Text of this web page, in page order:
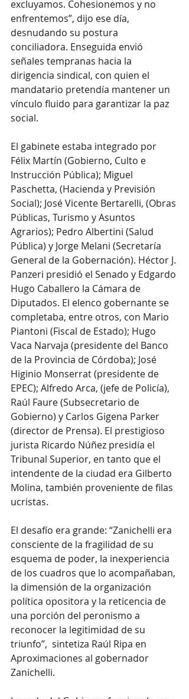
excluyamos. Cohesionemos y no
enfrentemos”, dijo ese día,
desnudando su postura
conciliadora. Enseguida envió
señales tempranas hacia la
dirigencia sindical, con quien el
mandatario pretendía mantener un
vínculo fluido para garantizar la paz
social.
El gabinete estaba integrado por
Félix Martín (Gobierno, Culto e
Instrucción Pública); Miguel
Paschetta, (Hacienda y Previsión
Social); José Vicente Bertarelli, (Obras
Públicas, Turismo y Asuntos
Agrarios); Pedro Albertini (Salud
Pública) y Jorge Melani (Secretaría
General de la Gobernación). Héctor J.
Panzeri presidió el Senado y Edgardo
Hugo Caballero la Cámara de
Diputados. El elenco gobernante se
completaba, entre otros, con Mario
Piantoni (Fiscal de Estado); Hugo
Vaca Narvaja (presidente del Banco
de la Provincia de Córdoba); José
Higinio Monserrat (presidente de
EPEC); Alfredo Arca, (jefe de Policía),
Raúl Faure (Subsecretario de
Gobierno) y Carlos Gigena Parker
(director de Prensa). El prestigioso
jurista Ricardo Núñez presidía el
Tribunal Superior, en tanto que el
intendente de la ciudad era Gilberto
Molina, también proveniente de filas
ucristas.
El desafío era grande: “Zanichelli era
consciente de la fragilidad de su
esquema de poder, la inexperiencia
de los cuadros que lo acompañaban,
la dimensión de la organización
política opositora y la reticencia de
una porción del peronismo a
reconocer la legitimidad de su
triunfo”,  sintetiza Raúl Ripa en
Aproximaciones al gobernador
Zanichelli.